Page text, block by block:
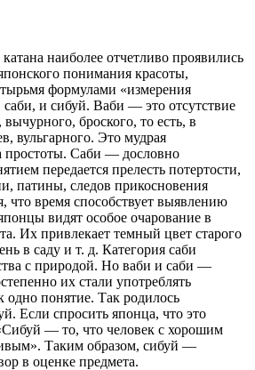
наиболее отчетливо проявились
понимания красоты,
формулами «измерения
и сибуй. Ваби — это отсутствие
броского, то есть, в
вульгарного. Это мудрая
простоты. Саби — дословно
передается прелесть потертости,
патины, следов прикосновения
что время способствует выявлению
видят особое очарование в
Их привлекает темный цвет старого
в саду и т. д. Категория саби
с природой. Но ваби и саби —
их стали употреблять
одно понятие. Так родилось
Если спросить японца, что это
— то, что человек с хорошим
Таким образом, сибуй —
в оценке предмета.